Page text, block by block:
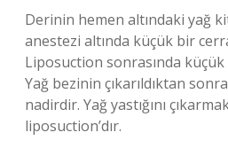
Derinin hemen altındaki yağ
anestezi altında küçük bir
Liposuction sonrasında
Yağ bezinin çıkarıldıktan
nadirdir. Yağ yastığını
liposuction’dır.